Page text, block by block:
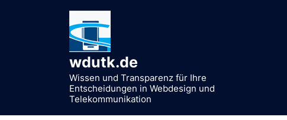
wdutk.de
Wissen und Transparenz für Ihre
Entscheidungen in Webdesign und
Telekommunikation